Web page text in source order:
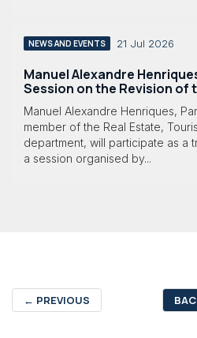
NEWS AND EVENTS 21 Jul 2026
Manuel Alexandre
Session on the Revision of
Manuel Alexandre Henriques,
member of the Real Estate,
department, will participate as a
a session organised by...
← PREVIOUS